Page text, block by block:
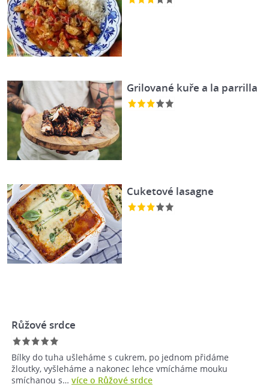
Grilované kuře a la parrilla
Cuketové lasagne
Růžové srdce
Bílky do tuha ušleháme s cukrem, po jednom přidáme
žloutky, vyšleháme a nakonec lehce vmícháme mouku
smíchanou s… více o Růžové srdce